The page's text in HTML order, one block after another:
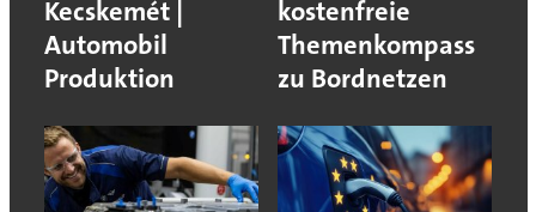
Kecskemét |
Automobil
Produktion
kostenfreie
Themenkompass
zu Bordnetzen